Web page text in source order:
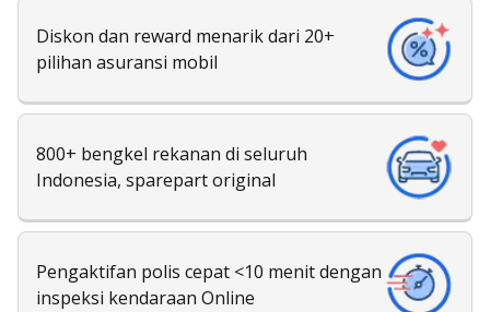
Diskon dan reward menarik dari 20+
pilihan asuransi mobil
800+ bengkel rekanan di seluruh
Indonesia, sparepart original
Pengaktifan polis cepat <10 menit dengan
inspeksi kendaraan Online